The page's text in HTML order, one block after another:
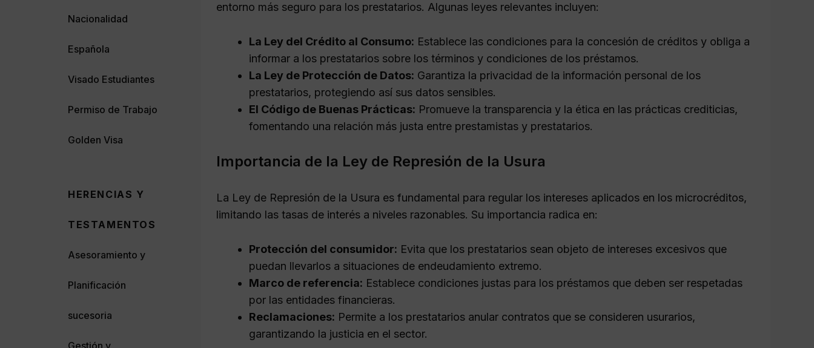
entorno más seguro para los prestatarios. Algunas leyes relevantes incluyen:
La Ley del Crédito al Consumo: Establece las condiciones para la concesión de créditos y obliga a
informar a los prestatarios sobre los términos y condiciones de los préstamos.
La Ley de Protección de Datos: Garantiza la privacidad de la información personal de los
prestatarios, protegiendo así sus datos sensibles.
El Código de Buenas Prácticas: Promueve la transparencia y la ética en las prácticas crediticias,
fomentando una relación más justa entre prestamistas y prestatarios.
Importancia de la Ley de Represión de la Usura
La Ley de Represión de la Usura es fundamental para regular los intereses aplicados en los microcréditos,
limitando las tasas de interés a niveles razonables. Su importancia radica en:
Protección del consumidor: Evita que los prestatarios sean objeto de intereses excesivos que
puedan llevarlos a situaciones de endeudamiento extremo.
Marco de referencia: Establece condiciones justas para los préstamos que deben ser respetadas
por las entidades financieras.
Reclamaciones: Permite a los prestatarios anular contratos que se consideren usurarios,
garantizando la justicia en el sector.
Nacionalidad
Española
Visado Estudiantes
Permiso de Trabajo
Golden Visa
HERENCIAS Y
TESTAMENTOS
Asesoramiento y
Planificación
sucesoria
Gestión y